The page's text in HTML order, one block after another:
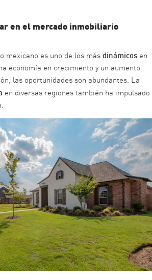
en el mercado inmobiliario
mexicano es uno de los másdinámicos en
economía en crecimiento y un aumento
las oportunidades son abundantes. La
en diversas regiones también ha impulsado